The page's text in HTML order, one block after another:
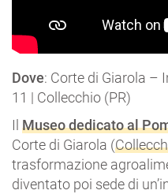
Dove: Corte di Giarola –
11 | Collecchio (PR)
Il Museo dedicato al
Corte di Giarola (
trasformazione
diventato poi sede di